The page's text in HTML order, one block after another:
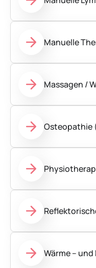
Manuelle
Massagen /
Osteopathie
Wärme –